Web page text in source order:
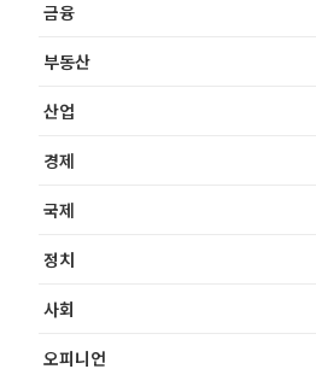
금융
부동산
산업
경제
국제
정치
사회
오피니언